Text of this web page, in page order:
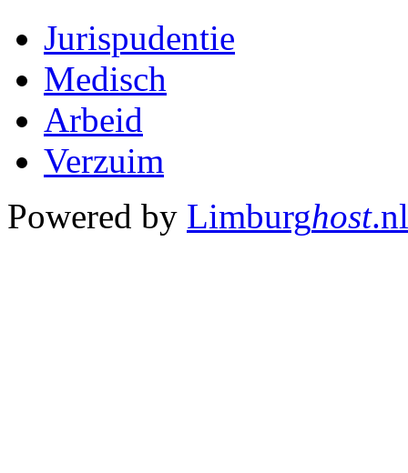
Jurispudentie
Medisch
Arbeid
Verzuim
Powered by Limburghost.nl